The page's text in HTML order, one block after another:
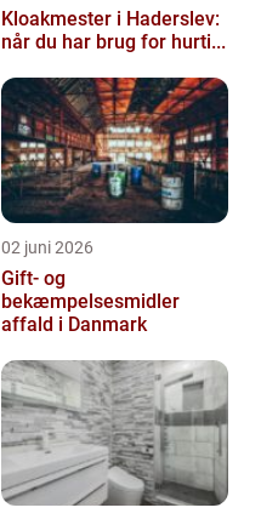
Kloakmester i Haderslev:
når du har brug for hurti...
02 juni 2026
Gift- og
bekæmpelsesmidler
affald i Danmark